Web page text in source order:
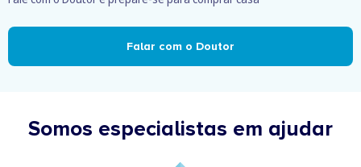
Falar com o Doutor
Somos especialistas em ajudar